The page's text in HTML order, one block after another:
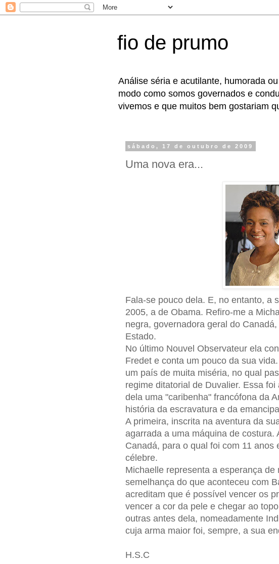
fio de prumo
Análise séria e acutilante, humorada
modo como somos governados e
vivemos e que muitos bem gostariam
sábado, 17 de outubro de 2009
Uma nova era...
Fala-se pouco dela. E, no entanto, a
2005, a de Obama. Refiro-me a
negra, governadora geral do
Estado.
No último Nouvel Observateur ela
Fredet e conta um pouco da sua
um país de muita miséria, no qual
regime ditatorial de Duvalier. Essa
dela uma "caribenha" francófona da
história da escravatura e da
A primeira, inscrita na aventura da
agarrada a uma máquina de costura.
Canadá, para o qual foi com 11 anos
célebre.
Michaelle representa a esperança
semelhança do que aconteceu com
acreditam que é possível vencer os
vencer a cor da pele e chegar ao
outras antes dela, nomeadamente
cuja arma maior foi, sempre, a sua
H.S.C